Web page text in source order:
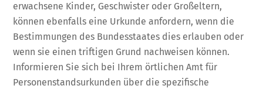
erwachsene Kinder, Geschwister oder Großeltern,
können ebenfalls eine Urkunde anfordern, wenn die
Bestimmungen des Bundesstaates dies erlauben oder
wenn sie einen triftigen Grund nachweisen können.
Informieren Sie sich bei Ihrem örtlichen Amt für
Personenstandsurkunden über die spezifische